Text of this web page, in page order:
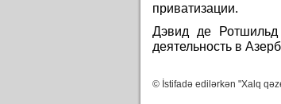
приватизации.
Дэвид де
деятельность в
© İstifadə edilərkən "Xalq